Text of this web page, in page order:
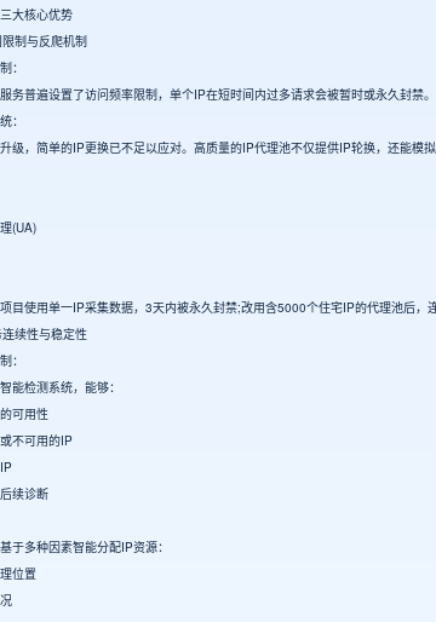
大核心优势
制与反爬机制
：
务普遍设置了访问频率限制，单个IP在短时间内过多请求会被暂时或永久封禁
：
级，简单的IP更换已不足以应对。高质量的IP代理池不仅提供IP轮换，还能模拟
(UA)
目使用单一IP采集数据，3天内被永久封禁;改用含5000个住宅IP的代理池后，
续性与稳定性
：
能检测系统，能够：
可用性
不可用的IP
续诊断
于多种因素智能分配IP资源：
位置